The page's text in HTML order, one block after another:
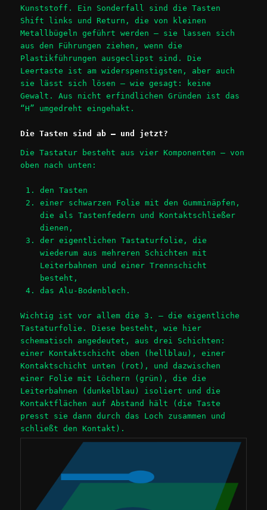
Kunststoff. Ein Sonderfall sind die Tasten
Shift links und Return, die von kleinen
Metallbügeln geführt werden – sie lassen sich
aus den Führungen ziehen, wenn die
Plastikführungen ausgeclipst sind. Die
Leertaste ist am widerspenstigsten, aber auch
sie lässt sich lösen – wie gesagt: keine
Gewalt. Aus nicht erfindlichen Gründen ist das
“H” umgedreht eingehakt.
Die Tasten sind ab – und jetzt?
Die Tastatur besteht aus vier Komponenten – von
oben nach unten:
den Tasten
einer schwarzen Folie mit den Gumminäpfen,
die als Tastenfedern und Kontaktschließer
dienen,
der eigentlichen Tastaturfolie, die
wiederum aus mehreren Schichten mit
Leiterbahnen und einer Trennschicht
besteht,
das Alu-Bodenblech.
Wichtig ist vor allem die 3. – die eigentliche
Tastaturfolie. Diese besteht, wie hier
schematisch angedeutet, aus drei Schichten:
einer Kontaktschicht oben (hellblau), einer
Kontaktschicht unten (rot), und dazwischen
einer Folie mit Löchern (grün), die die
Leiterbahnen (dunkelblau) isoliert und die
Kontaktflächen auf Abstand hält (die Taste
presst sie dann durch das Loch zusammen und
schließt den Kontakt).